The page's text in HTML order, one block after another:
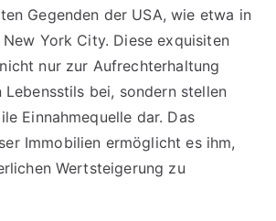
Gegenden der USA, wie etwa in
York City. Diese exquisiten
nur zur Aufrechterhaltung
Lebensstils bei, sondern stellen
Einnahmequelle dar. Das
Immobilien ermöglicht es ihm,
Wertsteigerung zu